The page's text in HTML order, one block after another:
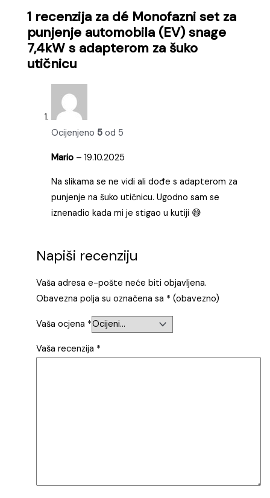
1 recenzija za dé Monofazni set za
punjenje automobila (EV) snage
7,4kW s adapterom za šuko
utičnicu
Ocijenjeno 5 od 5
Mario – 19.10.2025
Na slikama se ne vidi ali dođe s adapterom za
punjenje na šuko utičnicu. Ugodno sam se
iznenadio kada mi je stigao u kutiji 😅
Napiši recenziju
Vaša adresa e-pošte neće biti objavljena.
Obavezna polja su označena sa * (obavezno)
Vaša ocjena *
Vaša recenzija *